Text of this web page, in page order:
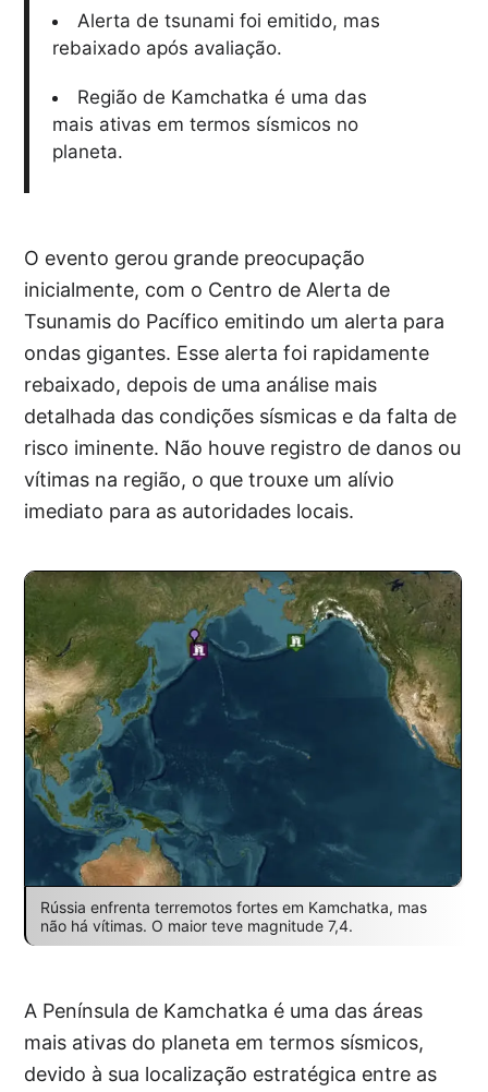
Alerta de tsunami foi emitido, mas
rebaixado após avaliação.
Região de Kamchatka é uma das
mais ativas em termos sísmicos no
planeta.
O evento gerou grande preocupação
inicialmente, com o Centro de Alerta de
Tsunamis do Pacífico emitindo um alerta para
ondas gigantes. Esse alerta foi rapidamente
rebaixado, depois de uma análise mais
detalhada das condições sísmicas e da falta de
risco iminente. Não houve registro de danos ou
vítimas na região, o que trouxe um alívio
imediato para as autoridades locais.
Rússia enfrenta terremotos fortes em Kamchatka, mas
não há vítimas. O maior teve magnitude 7,4.
A Península de Kamchatka é uma das áreas
mais ativas do planeta em termos sísmicos,
devido à sua localização estratégica entre as